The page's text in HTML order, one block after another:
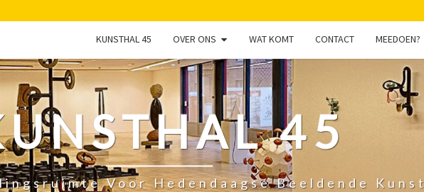
KUNSTHAL 45 OVER ONS WAT KOMT CONTACT MEEDOEN?
45
Voor Hedendaagse Beeldende Kunst